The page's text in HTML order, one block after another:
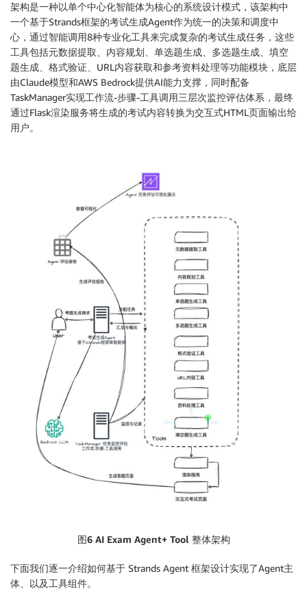
架构是一种以单个中心化智能体为核心的系统设计模式，该架构中
一个基于Strands框架的考试生成Agent作为统一的决策和调度中
心，通过智能调用8种专业化工具来完成复杂的考试生成任务，这些
工具包括元数据提取、内容规划、单选题生成、多选题生成、填空
题生成、格式验证、URL内容获取和参考资料处理等功能模块，底层
由Claude模型和AWS Bedrock提供AI能力支撑，同时配备
TaskManager实现工作流-步骤-工具调用三层次监控评估体系，最终
通过Flask渲染服务将生成的考试内容转换为交互式HTML页面输出给
用户。
图6 AI Exam Agent+ Tool 整体架构
下面我们逐一介绍如何基于 Strands Agent 框架设计实现了Agent主
体、以及工具组件。